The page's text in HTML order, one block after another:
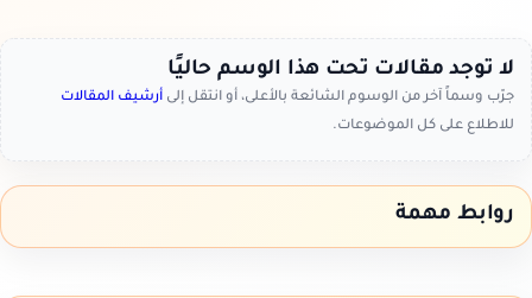
لا توجد مقالات تحت هذا الوسم حاليًا
جرّب وسماً آخر من الوسوم الشائعة بالأعلى، أو انتقل إلى أرشيف المقالات
للاطلاع على كل الموضوعات.
روابط مهمة